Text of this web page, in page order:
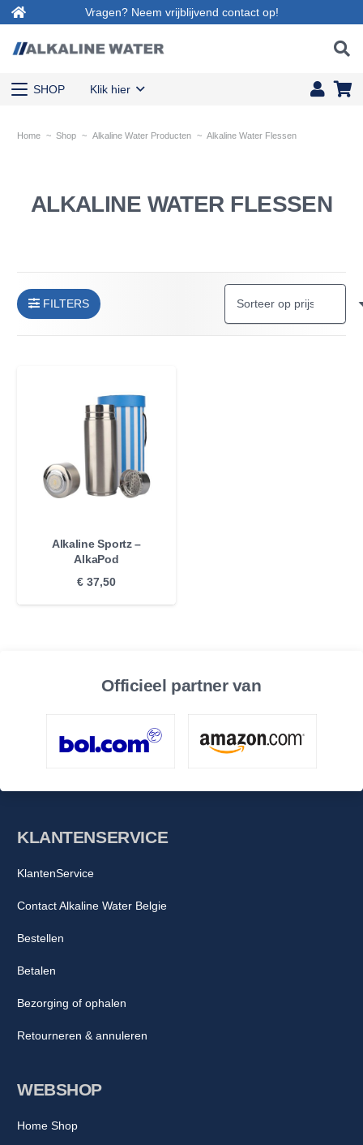
Vragen? Neem vrijblijvend contact op!
SHOP Klik hier
Home ~ Shop ~ Alkaline Water Producten ~ Alkaline Water Flessen
ALKALINE WATER FLESSEN
FILTERS
Alkaline Sportz –
AlkaPod
€ 37,50
Officieel partner van
WEBSHOP
Home Shop
KLANTENSERVICE
KlantenService
Contact Alkaline Water Belgie
Bestellen
Betalen
Bezorging of ophalen
Retourneren & annuleren